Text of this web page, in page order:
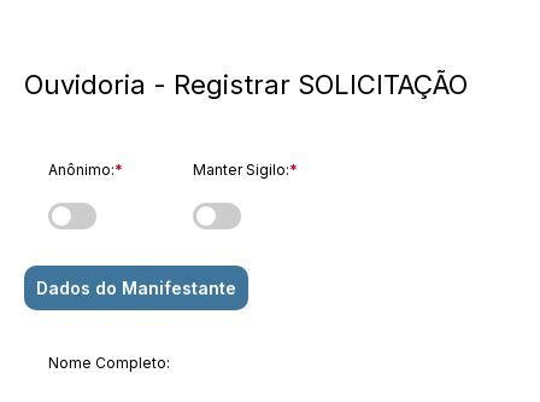
Ouvidoria - Registrar SOLICITAÇÃO
Anônimo:* Manter Sigilo:*
Dados do Manifestante
Nome Completo: